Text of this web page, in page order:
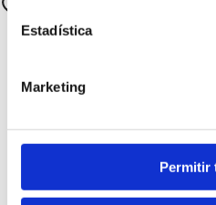
Estadística
Marketing
Permitir
También te
interesar...